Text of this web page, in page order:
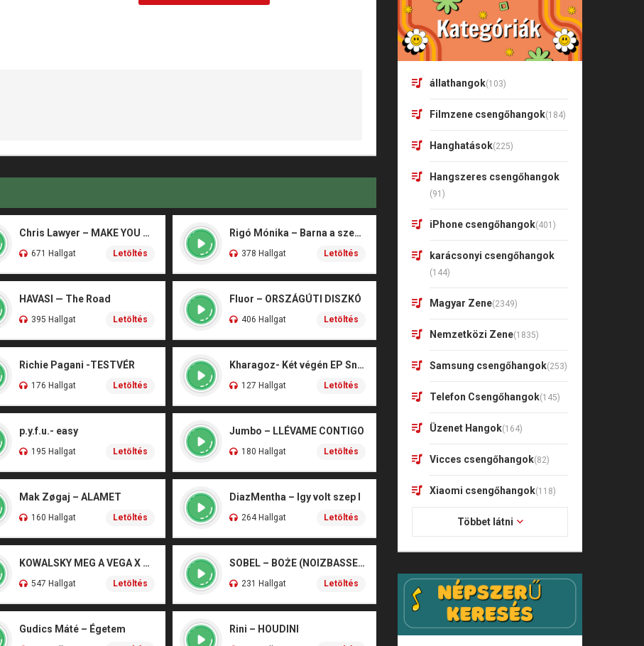
Chris Lawyer – MAKE YOU FLY
671 Hallgat Letöltés
Rigó Mónika – Barna a szeme
378 Hallgat Letöltés
HAVASI — The Road
395 Hallgat Letöltés
Fluor – ORSZÁGÚTI DISZKÓ
406 Hallgat Letöltés
Richie Pagani -TESTVÉR
176 Hallgat Letöltés
Kharagoz- Két végén EP Snitt
127 Hallgat Letöltés
p.y.f.u.- easy
195 Hallgat Letöltés
Jumbo – LLÉVAME CONTIGO
180 Hallgat Letöltés
Mak Zøgaj – ALAMET
160 Hallgat Letöltés
DiazMentha – Igy volt szep I
264 Hallgat Letöltés
KOWALSKY MEG A VEGA X SZEBÉNYI DANI – CSÓNAK
547 Hallgat Letöltés
SOBEL – BOŻE (NOIZBASSES REMIX)
231 Hallgat Letöltés
Gudics Máté – Égetem Rini – HOUDINI
állathangok(103)
Filmzene csengőhangok(184)
Hanghatások(225)
Hangszeres csengőhangok
(91)
iPhone csengőhangok(401)
karácsonyi csengőhangok
(144)
Magyar Zene(2349)
Nemzetközi Zene(1835)
Samsung csengőhangok(253)
Telefon Csengőhangok(145)
Üzenet Hangok(164)
Vicces csengőhangok(82)
Xiaomi csengőhangok(118)
Többet látni